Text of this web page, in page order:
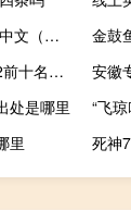
岁月静好是什么意思中文（岁月静好是什么意思）
金鼓
什么电视剧好看2022前十名（什么电视）
安徽
处是哪里
“飞
里
死神